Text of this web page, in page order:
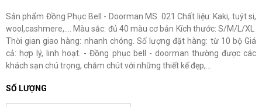
Sản phẩm Đồng Phục Bell - Doorman MS 021 Chất liệu: Kaki, tuýt si,
wool,cashmere,…. Màu sắc: đủ 40 màu cơ bản Kích thước: S/M/L/XL
Thời gian giao hàng: nhanh chóng. Số lượng đặt hàng: từ 10 bộ Giá
cả: hợp lý, linh hoạt. - Đồng phục bell - doorman thường được các
khách sạn chú trọng, chăm chút với những thiết kế đẹp,...
SỐ LƯỢNG